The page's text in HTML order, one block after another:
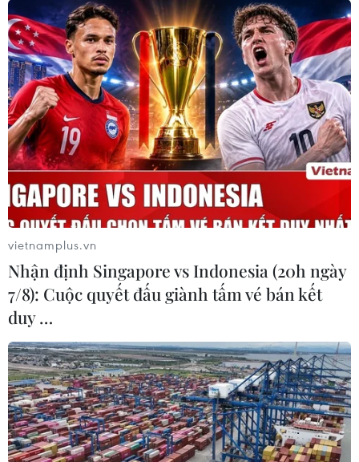
dụng cụ đo PH...
MicroDragon, vệ tinh do người Việt chế
tạo lên quỹ đạo vào tháng 12
13/10/2018 22:21
Theo Tổng giám đốc VNSC, MicroDragon là công cụ
thực hành quan trọng để đảm bảo chất lượng đào tạo
về công nghệ vệ tinh cho các nghiên cứu viên Việt Nam
tại Nhật Bản.
vietnamplus.vn
Nhận định Singapore vs Indonesia (20h ngày
7/8): Cuộc quyết đấu giành tấm vé bán kết
duy …